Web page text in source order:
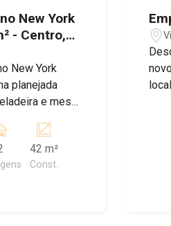
New York
- Centro,
New York
e mesa,
com cama e
garagem.
42 m²
Const.